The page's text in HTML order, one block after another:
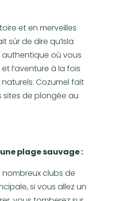
et en merveilles
sûr de dire qu’Isla
où vous
l’aventure à la fois
Cozumel fait
sites de plongée au
plage sauvage :
nombreux clubs de
si vous allez un